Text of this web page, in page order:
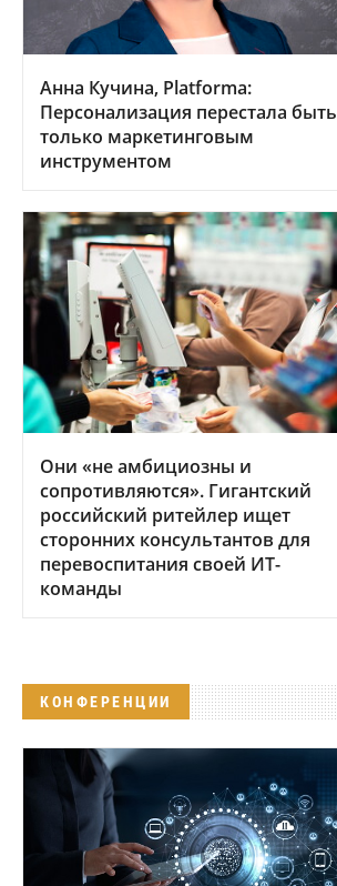
Анна Кучина, Platforma:
Персонализация перестала быть
только маркетинговым
инструментом
Они «не амбициозны и
сопротивляются». Гигантский
российский ритейлер ищет
сторонних консультантов для
перевоспитания своей ИТ-
команды
КОНФЕРЕНЦИИ